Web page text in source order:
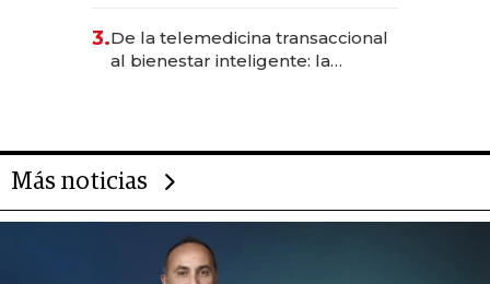
las marcas "fast premium"
3.De la telemedicina transaccional
al bienestar inteligente: la
Más noticias